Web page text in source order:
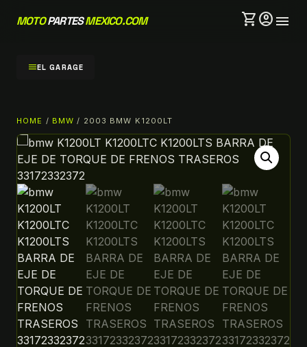
MOTOPARTESMEXICO.COM shopping_cartaccount_circlemenu
menuEL GARAGE
HOME / BMW / 2003 BMW K1200LT